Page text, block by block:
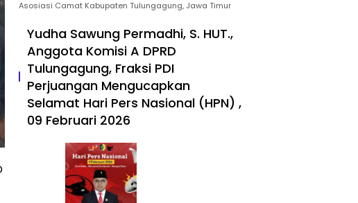
Asosiasi Camat Kabupaten Tulungagung, Jawa Timur
Yudha Sawung Permadhi, S. HUT.,
Anggota Komisi A DPRD
Tulungagung, Fraksi PDI
Perjuangan Mengucapkan
Selamat Hari Pers Nasional (HPN) ,
09 Februari 2026